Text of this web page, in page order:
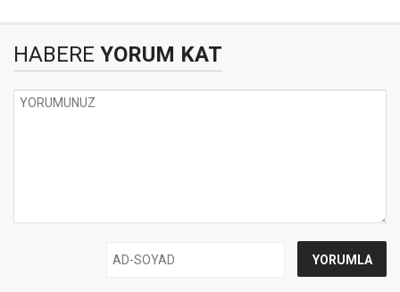
HABERE YORUM KAT